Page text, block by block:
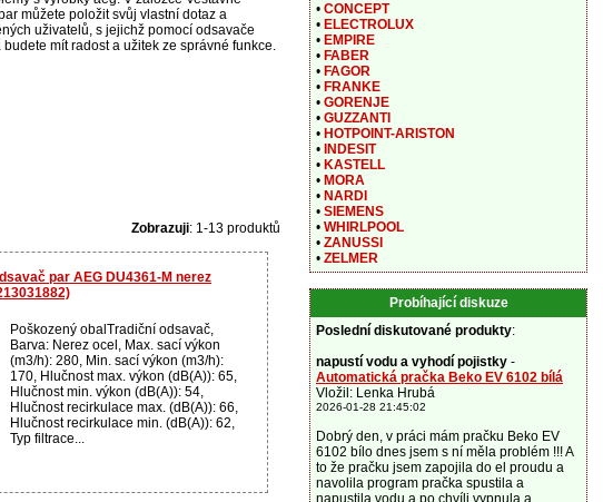
můžete položit svůj vlastní dotaz a
uživatelů, s jejichž pomocí odsavače
mít radost a užitek ze správné funkce.
Zobrazuji: 1-13 produktů
par AEG DU4361-M nerez
Poškozený obalTradiční odsavač,
Barva: Nerez ocel, Max. sací výkon
(m3/h): 280, Min. sací výkon (m3/h):
170, Hlučnost max. výkon (dB(A)): 65,
Hlučnost min. výkon (dB(A)): 54,
Hlučnost recirkulace max. (dB(A)): 66,
Hlučnost recirkulace min. (dB(A)): 62,
Typ filtrace...
• CONCEPT
• ELECTROLUX
• EMPIRE
• FABER
• FAGOR
• FRANKE
• GORENJE
• GUZZANTI
• HOTPOINT-ARISTON
• INDESIT
• KASTELL
• MORA
• NARDI
• SIEMENS
• WHIRLPOOL
• ZANUSSI
• ZELMER
Probíhající diskuze
Poslední diskutované produkty:
napustí vodu a vyhodí pojistky -
Automatická pračka Beko EV 6102 bílá
Vložil: Lenka Hrubá
2026-01-28 21:45:02
Dobrý den, v práci mám pračku Beko EV
6102 bílo dnes jsem s ní měla problém !!! A
to že pračku jsem zapojila do el proudu a
navolila program pračka spustila a
napustila vodu a po chvíli vypnula a